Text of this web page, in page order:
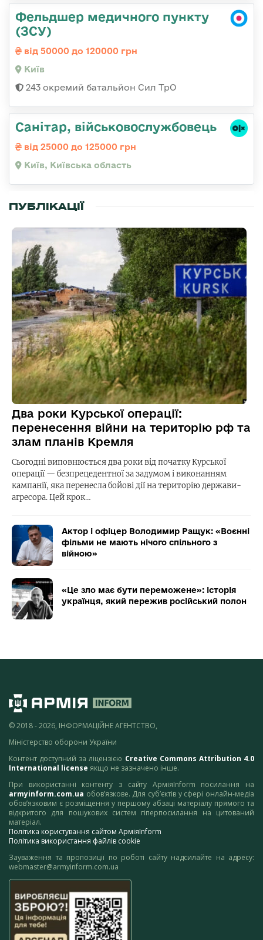
Фельдшер медичного пункту
(ЗСУ)
від 50000 до 120000 грн
Київ
243 окремий батальйон Сил ТрО
Санітаp, військовослужбовець
від 25000 до 125000 грн
Київ, Київська область
ПУБЛІКАЦІЇ
Два роки Курської операції:
перенесення війни на територію рф та
злам планів Кремля
Сьогодні виповнюється два роки від початку Курської
операції — безпрецедентної за задумом і виконанням
кампанії, яка перенесла бойові дії на територію держави-
агресора. Цей крок…
Актор і офіцер Володимир Ращук: «Воєнні
фільми не мають нічого спільного з
війною»
«Це зло має бути переможене»: історія
українця, який пережив російський полон
© 2018 - 2026, ІНФОРМАЦІЙНЕ АГЕНТСТВО,
Міністерство оборони України
Контент доступний за ліцензією Creative Commons Attribution 4.0
International license якщо не зазначено інше.
При використанні контенту з сайту АрміяInform посилання на
armyinform.com.ua обов’язкове. Для суб’єктів у сфері онлайн-медіа
обов’язковим є розміщення у першому абзаці матеріалу прямого та
відкритого для пошукових систем гіперпосилання на цитований
матеріал.
Політика користування сайтом АрміяInform
Політика використання файлів cookie
Зауваження та пропозиції по роботі сайту надсилайте на адресу:
webmaster@armyinform.com.ua